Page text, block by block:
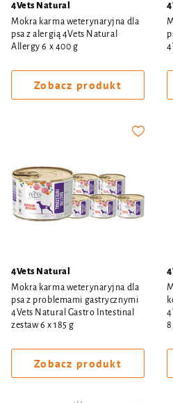
4Vets Natural
Mokra karma weterynaryjna dla
psa z alergią 4Vets Natural
Allergy 6 x 400 g
Zobacz produkt
4Vets Natural
Mokra karma weterynaryjna dla
psa z problemami gastrycznymi
4Vets Natural Gastro Intestinal
zestaw 6 x 185 g
Zobacz produkt